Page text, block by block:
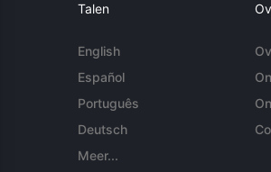
Talen
English
Español
Português
Deutsch
Meer...